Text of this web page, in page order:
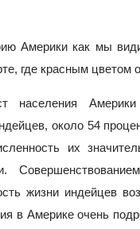
Америки как мы
где красным цветом
населения
около 54
их
жизни индейцев
в Америке очень